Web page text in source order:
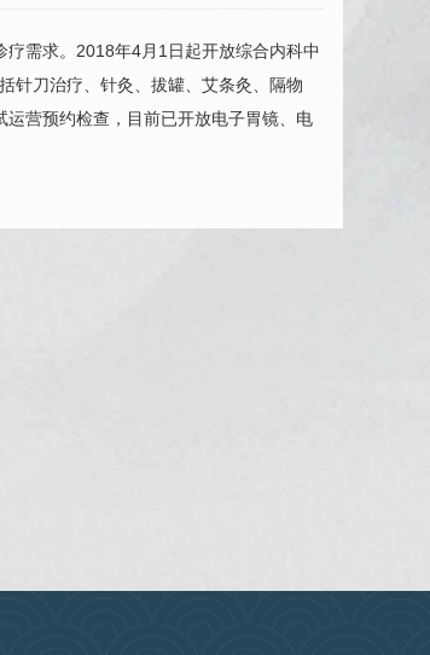
需求。2018年4月1日起开放综合内科中
针刀治疗、针灸、拔罐、艾条灸、隔物
营预约检查，目前已开放电子胃镜、电